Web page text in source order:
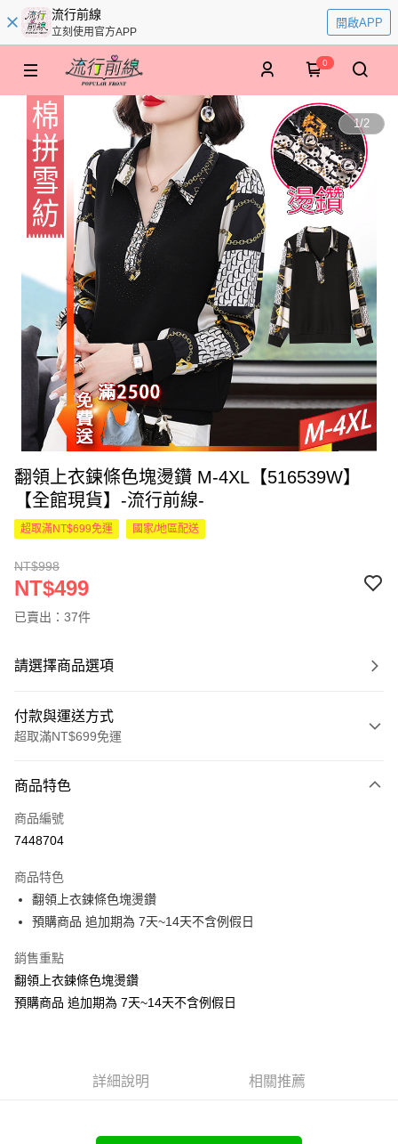
流行前線
立刻使用官方APP
開啟APP
0
1/2
翻領上衣鍊條色塊燙鑽 M-4XL【516539W】
【全館現貨】-流行前線-
超取滿NT$699免運 國家/地區配送
NT$998
NT$499
已賣出：37件
請選擇商品選項
付款與運送方式
超取滿NT$699免運
信用卡一次付款
超商取貨付款
Apple Pay
街口支付
悠遊付
Google Pay
【大哥付你分期使用說明】
商品特色
商品編號
7448704
商品特色
翻領上衣鍊條色塊燙鑽
預購商品 追加期為 7天~14天不含例假日
銷售重點
翻領上衣鍊條色塊燙鑽
預購商品 追加期為 7天~14天不含例假日
詳細說明 相關推薦